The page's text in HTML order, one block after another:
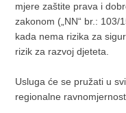
mjere zaštite prava i
zakonom („NN“ br.:
kada nema rizika za
rizik za razvoj djeteta.
Usluga će se pružati u
regionalne